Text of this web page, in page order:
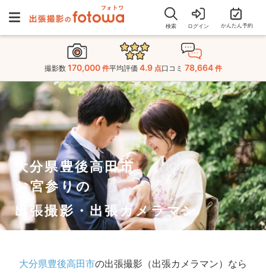
検索 ログイン かんたん予約
撮影数 170,000 件平均評価 4.9 点口コミ 78,664 件
大分県豊後高田市
お宮参りの
出張撮影・出張カメラマン
大分県豊後高田市の出張撮影（出張カメラマン）なら